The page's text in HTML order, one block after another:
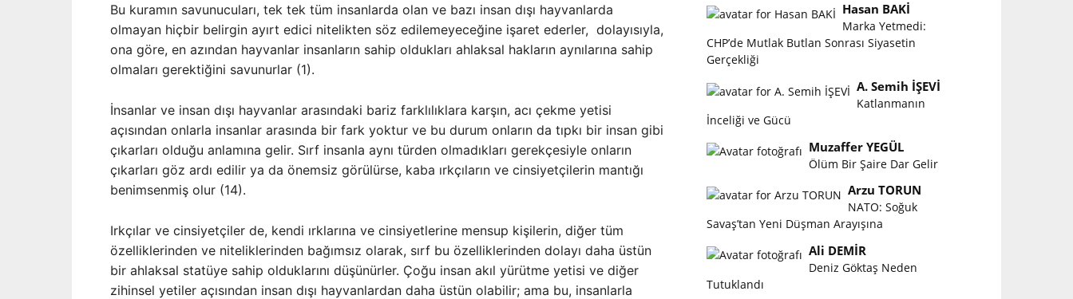
Bu kuramın savunucuları, tek tek tüm insanlarda olan ve bazı insan dışı hayvanlarda
olmayan hiçbir belirgin ayırt edici nitelikten söz edilemeyeceğine işaret ederler, dolayısıyla,
ona göre, en azından hayvanlar insanların sahip oldukları ahlaksal hakların aynılarına sahip
olmaları gerektiğini savunurlar (1).
İnsanlar ve insan dışı hayvanlar arasındaki bariz farklılıklara karşın, acı çekme yetisi
açısından onlarla insanlar arasında bir fark yoktur ve bu durum onların da tıpkı bir insan gibi
çıkarları olduğu anlamına gelir. Sırf insanla aynı türden olmadıkları gerekçesiyle onların
çıkarları göz ardı edilir ya da önemsiz görülürse, kaba ırkçıların ve cinsiyetçilerin mantığı
benimsenmiş olur (14).
Irkçılar ve cinsiyetçiler de, kendi ırklarına ve cinsiyetlerine mensup kişilerin, diğer tüm
özelliklerinden ve niteliklerinden bağımsız olarak, sırf bu özelliklerinden dolayı daha üstün
bir ahlaksal statüye sahip olduklarını düşünürler. Çoğu insan akıl yürütme yetisi ve diğer
zihinsel yetiler açısından insan dışı hayvanlardan daha üstün olabilir; ama bu, insanlarla
Hasan BAKİ
Marka Yetmedi:
CHP’de Mutlak Butlan Sonrası Siyasetin
Gerçekliği
A. Semih İŞEVİ
Katlanmanın
İnceliği ve Gücü
Muzaffer YEGÜL
Ölüm Bir Şaire Dar Gelir
Arzu TORUN
NATO: Soğuk
Savaş’tan Yeni Düşman Arayışına
Ali DEMİR
Deniz Göktaş Neden
Tutuklandı